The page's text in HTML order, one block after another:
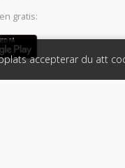
gratis:
accepterar du att